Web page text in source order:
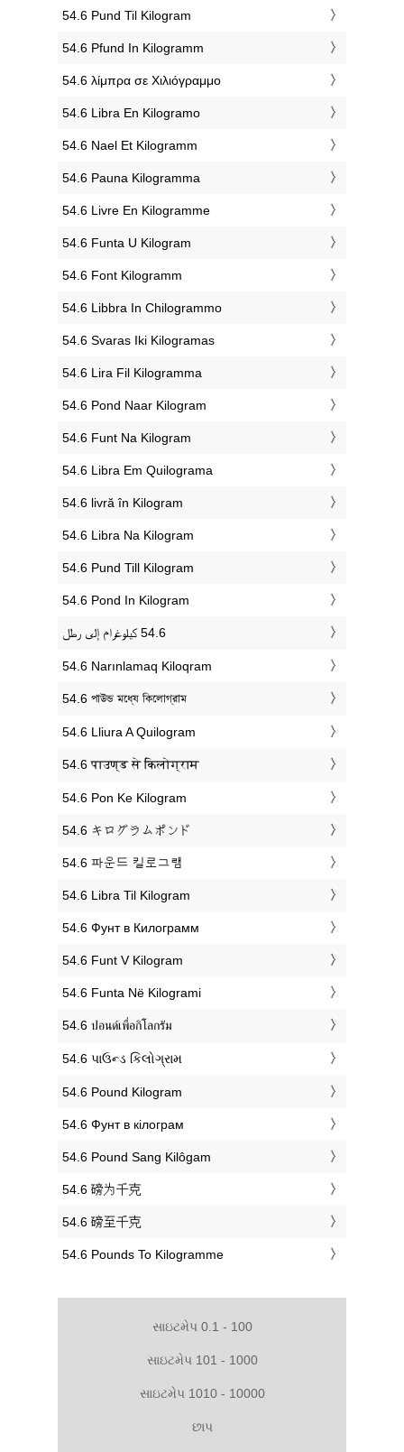
‎54.6 Pund Til Kilogram
‎54.6 Pfund In Kilogramm
‎54.6 λίμπρα σε Χιλιόγραμμο
‎54.6 Libra En Kilogramo
‎54.6 Nael Et Kilogramm
‎54.6 Pauna Kilogramma
‎54.6 Livre En Kilogramme
‎54.6 Funta U Kilogram
‎54.6 Font Kilogramm
‎54.6 Libbra In Chilogrammo
‎54.6 Svaras Iki Kilogramas
‎54.6 Lira Fil Kilogramma
‎54.6 Pond Naar Kilogram
‎54.6 Funt Na Kilogram
‎54.6 Libra Em Quilograma
‎54.6 livră în Kilogram
‎54.6 Libra Na Kilogram
‎54.6 Pund Till Kilogram
‎54.6 Pond In Kilogram
‎54.6 Narınlamaq Kiloqram
‎54.6 পাউন্ড মধ্যে কিলোগ্রাম
‎54.6 Lliura A Quilogram
‎54.6 पाउण्ड से किलोग्राम
‎54.6 Pon Ke Kilogram
‎54.6 キログラムポンド
‎54.6 파운드 킬로그램
‎54.6 Libra Til Kilogram
‎54.6 Фунт в Килограмм
‎54.6 Funt V Kilogram
‎54.6 Funta Në Kilogrami
‎54.6 ปอนด์เพื่อกิโลกรัม
‎54.6 પાઉન્ડ કિલોગ્રામ
‎54.6 Pound Kilogram
‎54.6 Фунт в кілограм
‎54.6 Pound Sang Kilôgam
‎54.6 磅为千克
‎54.6 磅至千克
‎54.6 Pounds To Kilogramme
સાઇટમેપ 0.1 - 100
સાઇટમેપ 101 - 1000
સાઇટમેપ 1010 - 10000
છાપ